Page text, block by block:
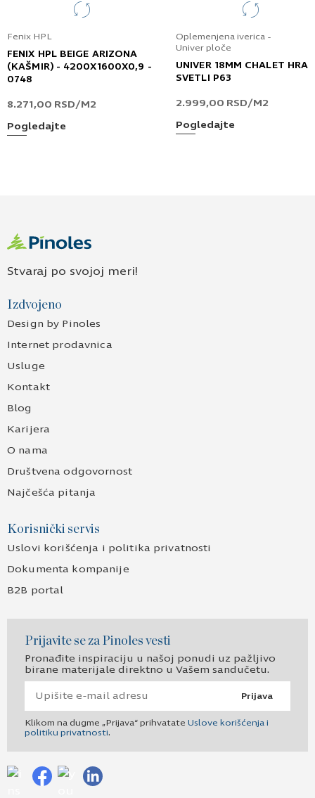
Fenix HPL
FENIX HPL BEIGE ARIZONA
(KAŠMIR) - 4200X1600X0,9 -
0748
8.271,00 RSD/M2
Pogledajte
Oplemenjena iverica -
Univer ploče
UNIVER 18MM CHALET
SVETLI P63
2.999,00 RSD/M2
Pogledajte
Stvaraj po svojoj meri!
Izdvojeno
Design by Pinoles
Internet prodavnica
Usluge
Kontakt
Blog
Karijera
O nama
Društvena odgovornost
Najčešća pitanja
Korisnički servis
Uslovi korišćenja i politika privatnosti
Dokumenta kompanije
B2B portal
Prijavite se za Pinoles vesti
Pronađite inspiraciju u našoj ponudi uz pažljivo
birane materijale direktno u Vašem sandučetu.
Prijava
Klikom na dugme „Prijava“ prihvatate Uslove korišćenja i
politiku privatnosti.